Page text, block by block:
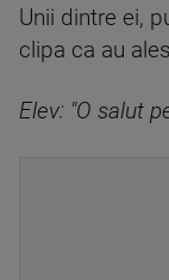
Unii dintre ei,
clipa ca au
Elev: "O salut